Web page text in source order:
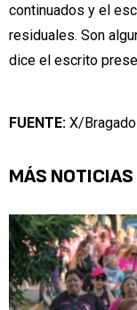
continuados y el
residuales. Son
dice el escrito
FUENTE: X/
MÁS NOTICIAS